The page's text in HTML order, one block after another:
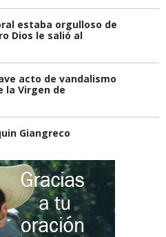
estaba orgulloso de
Dios le salió al
acto de vandalismo
la Virgen de
Giangreco